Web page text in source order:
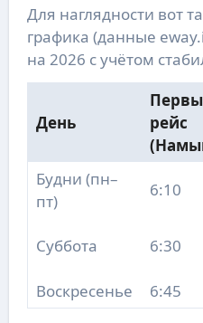
Для наглядности вот
графика (данные
на 2026 с учётом
День
рейс
Будни (пн–
пт)
6:10
Суббота 6:30
Воскресенье 6:45